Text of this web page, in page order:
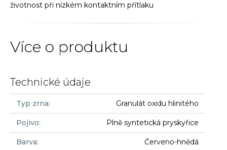
životnost při nízkém kontaktním přítlaku
Více o produktu
Technické údaje
Typ zrna: Granulát oxidu hlinitého
Pojivo: Plně syntetická pryskyřice
Barva: Červeno-hnědá